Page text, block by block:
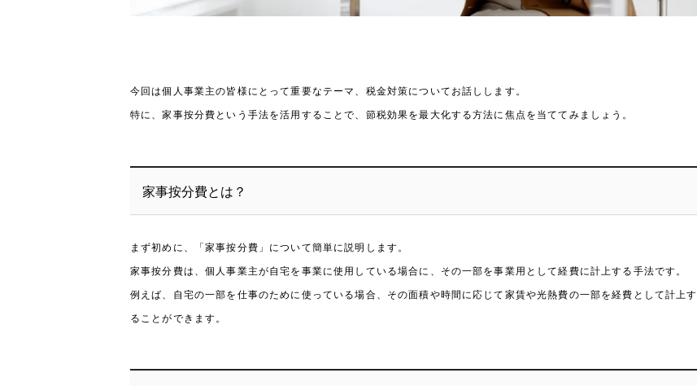
今回は個人事業主の皆様にとって重要なテーマ、税金対策についてお話しします。
特に、家事按分費という手法を活用することで、節税効果を最大化する方法に焦点を当ててみましょう。
家事按分費とは？
まず初めに、「家事按分費」について簡単に説明します。
家事按分費は、個人事業主が自宅を事業に使用している場合に、その一部を事業用として経費に計上する手法です。
例えば、自宅の一部を仕事のために使っている場合、その面積や時間に応じて家賃や光熱費の一部を経費として計上す
ることができます。